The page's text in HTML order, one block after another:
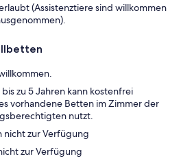
(Assistenztiere sind willkommen
zu 5 Jahren kann kostenfrei
vorhandene Betten im Zimmer der
nutzt.
zur Verfügung
zur Verfügung